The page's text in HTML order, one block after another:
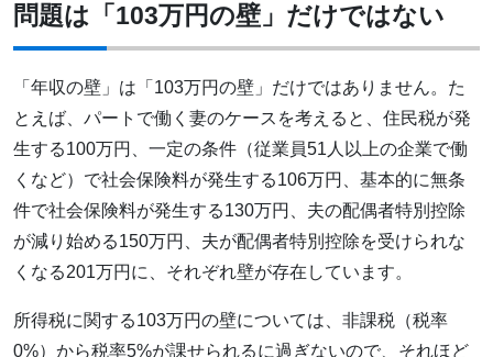
問題は「103万円の壁」だけではない
「年収の壁」は「103万円の壁」だけではありません。た
とえば、パートで働く妻のケースを考えると、住民税が発
生する100万円、一定の条件（従業員51人以上の企業で働
くなど）で社会保険料が発生する106万円、基本的に無条
件で社会保険料が発生する130万円、夫の配偶者特別控除
が減り始める150万円、夫が配偶者特別控除を受けられな
くなる201万円に、それぞれ壁が存在しています。
所得税に関する103万円の壁については、非課税（税率
0%）から税率5%が課せられるに過ぎないので、それほど